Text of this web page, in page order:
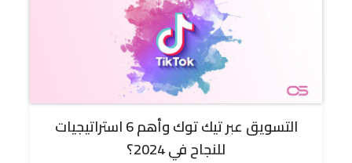
التسويق عبر تيك توك وأهم 6 استراتيجيات
للنجاح في 2024؟